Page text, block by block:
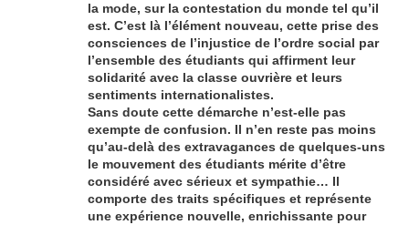
la mode, sur la contestation du monde tel qu’il
est. C’est là l’élément nouveau, cette prise des
consciences de l’injustice de l’ordre social par
l’ensemble des étudiants qui affirment leur
solidarité avec la classe ouvrière et leurs
sentiments internationalistes.
Sans doute cette démarche n’est-elle pas
exempte de confusion. Il n’en reste pas moins
qu’au-delà des extravagances de quelques-uns
le mouvement des étudiants mérite d’être
considéré avec sérieux et sympathie… Il
comporte des traits spécifiques et représente
une expérience nouvelle, enrichissante pour